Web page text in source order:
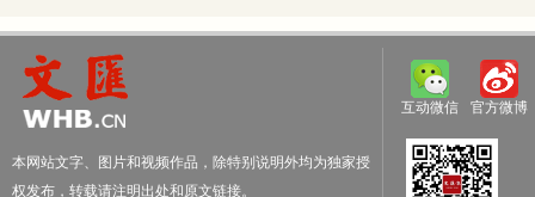
本网站文字、图片和视频作品，除特别说明外均为独家授
权发布，转载请注明出处和原文链接。
互动微信 官方微博